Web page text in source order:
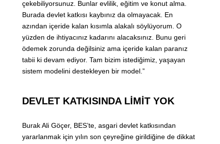
çekebiliyorsunuz. Bunlar evlilik, eğitim ve konut alma.
Burada devlet katkısı kaybınız da olmayacak. En
azından içeride kalan kısımla alakalı söylüyorum. O
yüzden de ihtiyacınız kadarını alacaksınız. Bunu geri
ödemek zorunda değilsiniz ama içeride kalan paranız
tabii ki devam ediyor. Tam bizim istediğimiz, yaşayan
sistem modelini destekleyen bir model.”
DEVLET KATKISINDA LİMİT YOK
Burak Ali Göçer, BES’te, asgari devlet katkısından
yararlanmak için yılın son çeyreğine girildiğine de dikkat